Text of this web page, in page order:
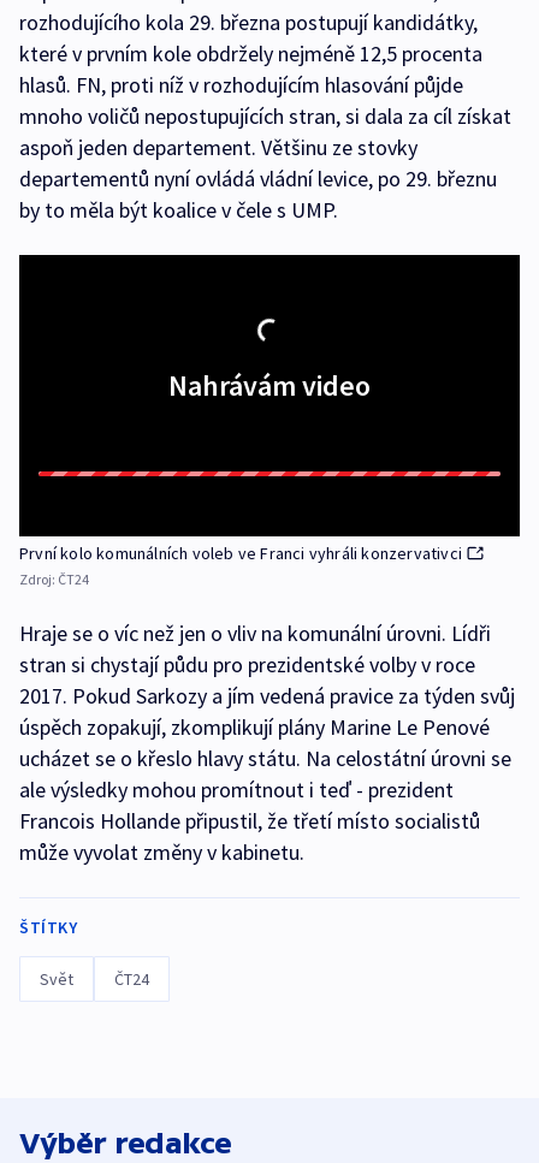
rozhodujícího kola 29. března postupují kandidátky,
které v prvním kole obdržely nejméně 12,5 procenta
hlasů. FN, proti níž v rozhodujícím hlasování půjde
mnoho voličů nepostupujících stran, si dala za cíl získat
aspoň jeden departement. Většinu ze stovky
departementů nyní ovládá vládní levice, po 29. březnu
by to měla být koalice v čele s UMP.
Nahrávám video
První kolo komunálních voleb ve Franci vyhráli konzervativci
Zdroj: ČT24
Hraje se o víc než jen o vliv na komunální úrovni. Lídři
stran si chystají půdu pro prezidentské volby v roce
2017. Pokud Sarkozy a jím vedená pravice za týden svůj
úspěch zopakují, zkomplikují plány Marine Le Penové
ucházet se o křeslo hlavy státu. Na celostátní úrovni se
ale výsledky mohou promítnout i teď - prezident
Francois Hollande připustil, že třetí místo socialistů
může vyvolat změny v kabinetu.
ŠTÍTKY
Svět ČT24
Výběr redakce